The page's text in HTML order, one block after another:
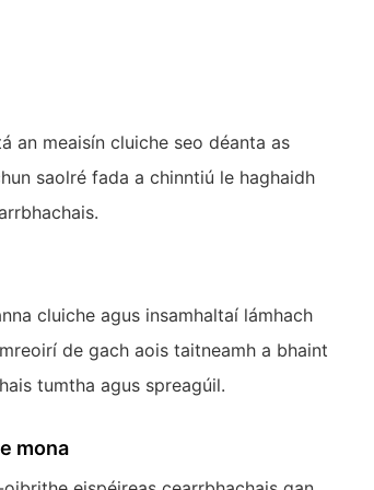
an meaisín cluiche seo déanta as
saolré fada a chinntiú le haghaidh
cluiche agus insamhaltaí lámhach
de gach aois taitneamh a bhaint
tumtha agus spreagúil.
mona